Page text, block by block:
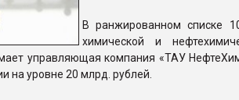
В ранжированном списке
химической и
управляющая компания «ТАУ
на уровне 20 млрд. рублей.